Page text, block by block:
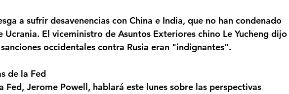
a sufrir desavenencias con China e India, que no han condenado
Ucrania. El viceministro de Asuntos Exteriores chino Le Yucheng dijo
occidentales contra Rusia eran "indignantes”.
de la Fed
Fed, Jerome Powell, hablará este lunes sobre las perspectivas